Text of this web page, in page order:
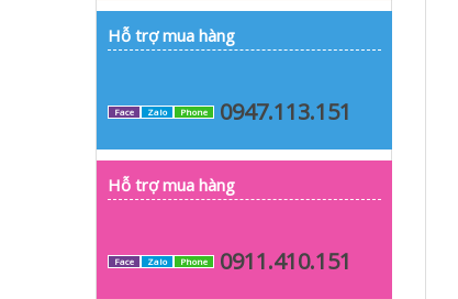
Hỗ trợ mua hàng
Face Zalo Phone 0947.113.151
Hỗ trợ mua hàng
Face Zalo Phone 0911.410.151